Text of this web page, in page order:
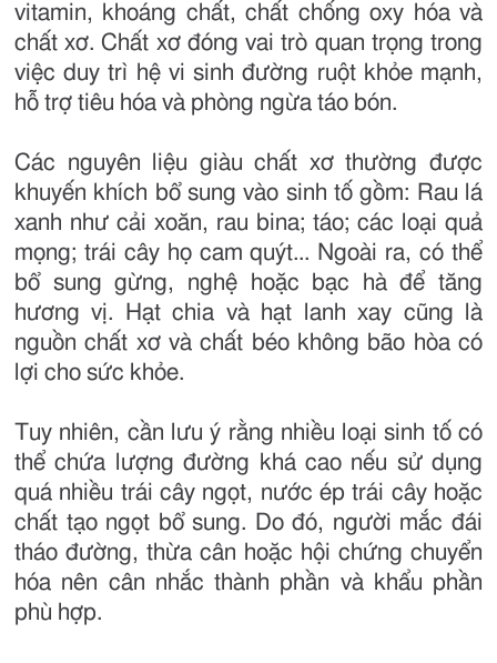
vitamin, khoáng chất, chất chống oxy hóa và
chất xơ. Chất xơ đóng vai trò quan trọng trong
việc duy trì hệ vi sinh đường ruột khỏe mạnh,
hỗ trợ tiêu hóa và phòng ngừa táo bón.
Các nguyên liệu giàu chất xơ thường được
khuyến khích bổ sung vào sinh tố gồm: Rau lá
xanh như cải xoăn, rau bina; táo; các loại quả
mọng; trái cây họ cam quýt... Ngoài ra, có thể
bổ sung gừng, nghệ hoặc bạc hà để tăng
hương vị. Hạt chia và hạt lanh xay cũng là
nguồn chất xơ và chất béo không bão hòa có
lợi cho sức khỏe.
Tuy nhiên, cần lưu ý rằng nhiều loại sinh tố có
thể chứa lượng đường khá cao nếu sử dụng
quá nhiều trái cây ngọt, nước ép trái cây hoặc
chất tạo ngọt bổ sung. Do đó, người mắc đái
tháo đường, thừa cân hoặc hội chứng chuyển
hóa nên cân nhắc thành phần và khẩu phần
phù hợp.